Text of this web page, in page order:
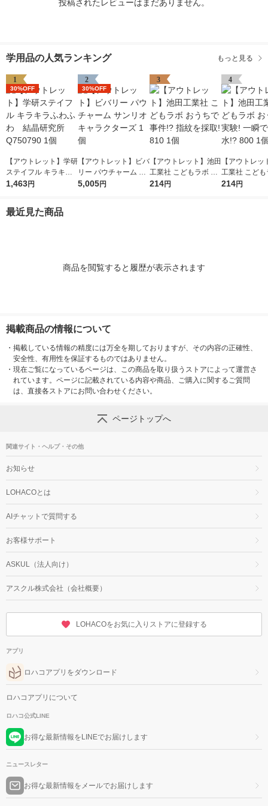
投稿されたレビューはまだありません。
学用品の人気ランキング もっと見る
1
30%OFF
【アウトレット】学研
ステイフル キラキラ
ふわふわ 結晶研究所
1,463円
2
30%OFF
【アウトレット】ビバ
リー パウチャーム サ
ンリオキャラクターズ
5,005円
3
【アウトレット】池田
工業社 こどもラボ お
うちで事件!? 指紋を
214円
4
【アウトレッ
工業社 こども
うちで実験!
214円
最近見た商品
商品を閲覧すると履歴が表示されます
掲載商品の情報について
・ 掲載している情報の精度には万全を期しておりますが、その内容の正確性、
安全性、有用性を保証するものではありません。
・ 現在ご覧になっているページは、この商品を取り扱うストアによって運営さ
れています。ページに記載されている内容や商品、ご購入に関するご質問
は、直接各ストアにお問い合わせください。
ページトップへ
関連サイト・ヘルプ・その他
お知らせ
LOHACOとは
AIチャットで質問する
お客様サポート
ASKUL（法人向け）
アスクル株式会社（会社概要）
LOHACOをお気に入りストアに登録する
アプリ
ロハコアプリをダウンロード
ロハコアプリについて
ロハコ公式LINE
お得な最新情報をLINEでお届けします
ニュースレター
お得な最新情報をメールでお届けします